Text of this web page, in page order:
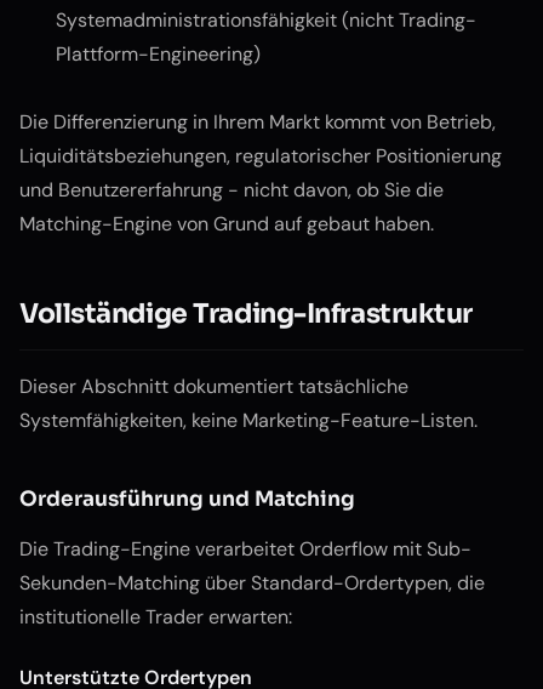
Systemadministrationsfähigkeit (nicht Trading-
Plattform-Engineering)
Die Differenzierung in Ihrem Markt kommt von Betrieb,
Liquiditätsbeziehungen, regulatorischer Positionierung
und Benutzererfahrung - nicht davon, ob Sie die
Matching-Engine von Grund auf gebaut haben.
Vollständige Trading-Infrastruktur
Dieser Abschnitt dokumentiert tatsächliche
Systemfähigkeiten, keine Marketing-Feature-Listen.
Orderausführung und Matching
Die Trading-Engine verarbeitet Orderflow mit Sub-
Sekunden-Matching über Standard-Ordertypen, die
institutionelle Trader erwarten:
Unterstützte Ordertypen